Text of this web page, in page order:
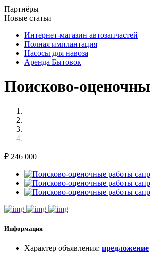
Партнёры
Новые статьи
Интернет-магазин автозапчастей
Полная имплантация
Насосы для навоза
Аренда Бытовок
Поисково-
₽ 246 000
Информация
Характер объявления: предложение